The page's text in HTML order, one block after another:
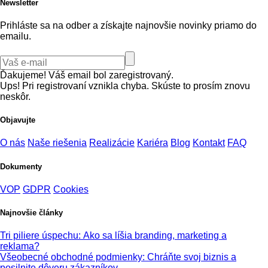
Newsletter
Prihláste sa na odber a získajte najnovšie novinky priamo do
emailu.
Ďakujeme! Váš email bol zaregistrovaný.
Ups! Pri registrovaní vznikla chyba. Skúste to prosím znovu
neskôr.
Objavujte
O nás Naše riešenia Realizácie Kariéra Blog Kontakt FAQ
Dokumenty
VOP GDPR Cookies
Najnovšie články
Tri piliere úspechu: Ako sa líšia branding, marketing a
reklama?
Všeobecné obchodné podmienky: Chráňte svoj biznis a